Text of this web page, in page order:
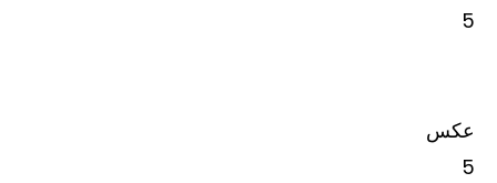
5
عکس
5